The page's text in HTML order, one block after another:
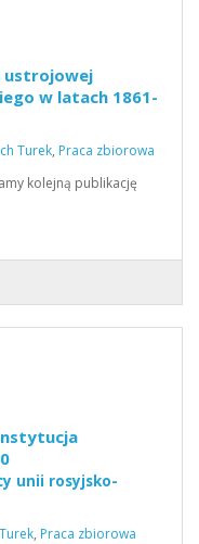
ustrojowej
w latach 1861-
Turek, Praca zbiorowa
kolejną publikację
unii rosyjsko-
, Praca zbiorowa